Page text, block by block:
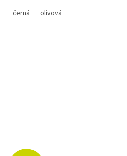
černá olivová